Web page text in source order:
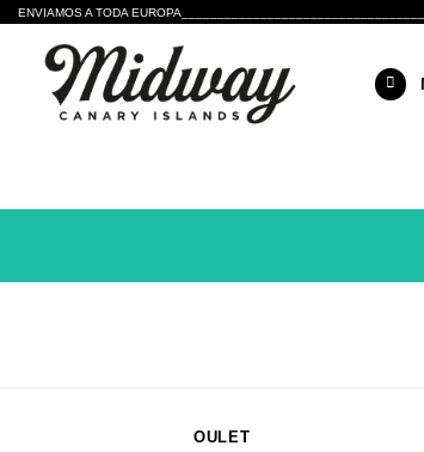
Skip
content
ENVIAMOS A TODA
OULET